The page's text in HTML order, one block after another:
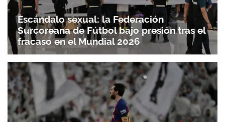
Escándalo sexual: la Federación
Surcoreana de Fútbol bajo presión tras el
fracaso en el Mundial 2026